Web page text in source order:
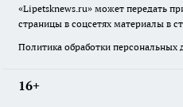
«Lipetsknews.ru» может передать
страницы в соцсетях материалы в
Политика обработки персональных
16+